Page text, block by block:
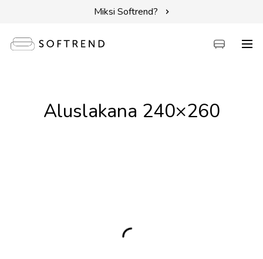
Miksi Softrend?
SängytAluslakana 240×260